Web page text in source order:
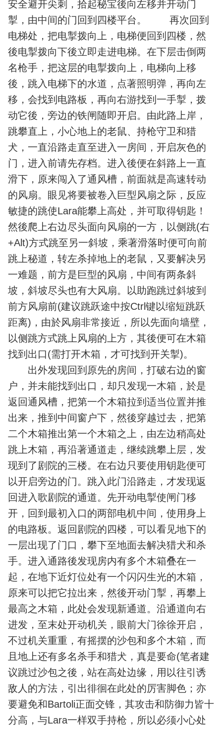
安全避开尖刺，拾起秘宝後向左移并开动门
掣，由中间的门回到四楼平台。 再次回到
电梯处，把电掣拨向上，电梯便回到四楼，然
後电掣拨向下後立即走进电梯。在下层击倒两
名枪手，把这层的电掣拨向上，电梯向上移
後，跳入电梯下的水道，点著照明弹，再向左
移，会找到电路板，再向右游找到一手掣，拨
动它後，旁边的铁闸随即开启。由此路上岸，
跳攀直上，小心地上的老鼠、持枪守卫和猎
犬，一直沿路走直至进入一房间，开启灰色的
门，进入前请先存档。进入後便在斜路上一直
滑下，原来闯入了通风槽，前面就是高速转动
的风扇。眼见将要被卷入巨型风扇之际，反应
敏捷的跳使Lara能攀上高处，并可取得钥匙！
然後爬上右边尽头面向风扇的一方，以侧跳(右
+Alt)方式跳至另一斜坡，乘著滑落时便可向前
跳上秘道，转左杀掉地上的老鼠，又要解决另
一难题，前方是巨型的风扇，中间有两条斜
坡，斜坡尽头也有大风扇。以助跑跳过斜坡到
前方风扇前(建议跳跃途中按Ctrl键以缩短跳跃
距离)，由於风扇非常接近，所以先面向墙壁，
以侧跳方式跳上风扇的上方，其後便可在木箱
找到出口(需打开木箱，才可找到开关掣)。
出外发现回到原先的房间，打破右边的窗
户，并未能找到出口，却只发现一木箱，於是
返回通风槽，把第一个木箱拉到适当位置并推
出来，推到中间窗户下，然後穿越过去，把第
二个木箱推出第一个木箱之上，由左边稍高处
跳上木箱，再沿著通道走，继续跳攀上层，发
现到了剧院的三楼。在右边只要使用钥匙便可
以开启旁边的门。跳入此门沿路走，才发现返
回进入歌剧院的通道。先开动电掣使闸门移
开，回到最初入口的两部电机中间，使用身上
的电路板。返回剧院的四楼，可以看见地下的
一层出现了门口，攀下至地面去解决猎犬和杀
手。进入通路後发现房内有多个木箱叠在一
起，在地下近灯位处有一个闪闪生光的木箱，
原来可以把它拉出来，然後开动门掣，再攀上
最高之木箱，此处会发现新通道。沿通道向右
进发，至末处开动机关，眼前大门徐徐开启，
不过机关重重，有摇摆的沙包和多个木箱，而
且地上还有多名杀手和猎犬，真是要命(笔者建
议跳过沙包之後，站在高处边缘，用以往引诱
敌人的方法，引出徘徊在此处的厉害脚色；亦
要避免和Bartoli正面交锋，其攻击和防御力皆十
分高，与Lara一样双手持枪，所以必须小心处